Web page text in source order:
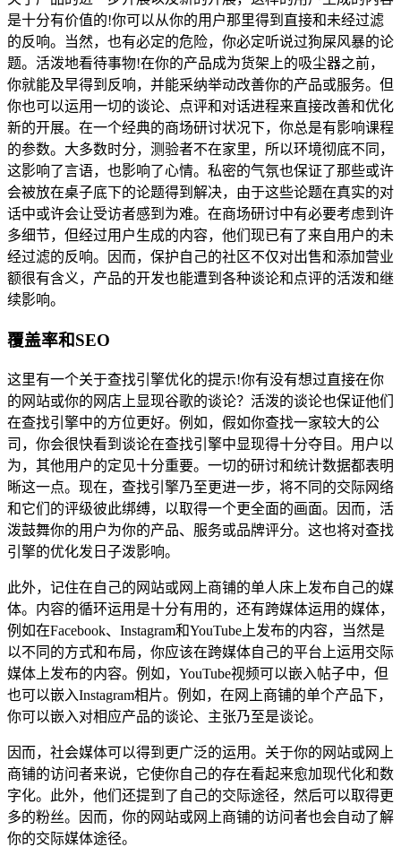
是十分有价值的!你可以从你的用户那里得到直接和未经过滤
的反响。当然，也有必定的危险，你必定听说过狗屎风暴的论
题。活泼地看待事物!在你的产品成为货架上的吸尘器之前，
你就能及早得到反响，并能采纳举动改善你的产品或服务。但
你也可以运用一切的谈论、点评和对话进程来直接改善和优化
新的开展。在一个经典的商场研讨状况下，你总是有影响课程
的参数。大多数时分，测验者不在家里，所以环境彻底不同，
这影响了言语，也影响了心情。私密的气氛也保证了那些或许
会被放在桌子底下的论题得到解决，由于这些论题在真实的对
话中或许会让受访者感到为难。在商场研讨中有必要考虑到许
多细节，但经过用户生成的内容，他们现已有了来自用户的未
经过滤的反响。因而，保护自己的社区不仅对出售和添加营业
额很有含义，产品的开发也能遭到各种谈论和点评的活泼和继
续影响。
覆盖率和SEO
这里有一个关于查找引擎优化的提示!你有没有想过直接在你
的网站或你的网店上显现谷歌的谈论？活泼的谈论也保证他们
在查找引擎中的方位更好。例如，假如你查找一家较大的公
司，你会很快看到谈论在查找引擎中显现得十分夺目。用户以
为，其他用户的定见十分重要。一切的研讨和统计数据都表明
晰这一点。现在，查找引擎乃至更进一步，将不同的交际网络
和它们的评级彼此绑缚，以取得一个更全面的画面。因而，活
泼鼓舞你的用户为你的产品、服务或品牌评分。这也将对查找
引擎的优化发日子泼影响。
此外，记住在自己的网站或网上商铺的单人床上发布自己的媒
体。内容的循环运用是十分有用的，还有跨媒体运用的媒体，
例如在Facebook、Instagram和YouTube上发布的内容，当然是
以不同的方式和布局，你应该在跨媒体自己的平台上运用交际
媒体上发布的内容。例如，YouTube视频可以嵌入帖子中，但
也可以嵌入Instagram相片。例如，在网上商铺的单个产品下，
你可以嵌入对相应产品的谈论、主张乃至是谈论。
因而，社会媒体可以得到更广泛的运用。关于你的网站或网上
商铺的访问者来说，它使你自己的存在看起来愈加现代化和数
字化。此外，他们还提到了自己的交际途径，然后可以取得更
多的粉丝。因而，你的网站或网上商铺的访问者也会自动了解
你的交际媒体途径。